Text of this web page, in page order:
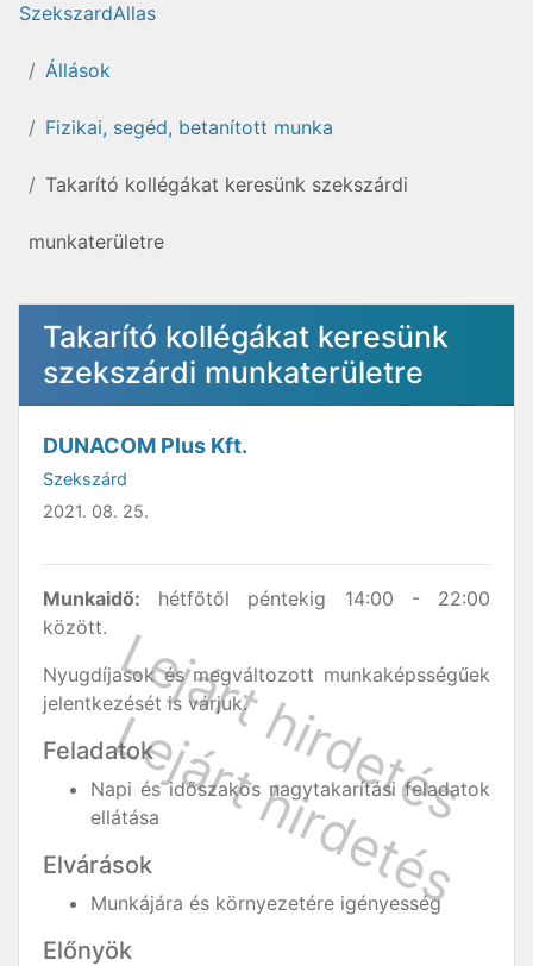
SzekszardAllas
Állások
Fizikai, segéd, betanított munka
Takarító kollégákat keresünk szekszárdi
munkaterületre
Takarító kollégákat keresünk
szekszárdi munkaterületre
DUNACOM Plus Kft.
Szekszárd
2021. 08. 25.
Munkaidő: hétfőtől péntekig 14:00 - 22:00
között.
Nyugdíjasok és megváltozott munkaképsségűek
jelentkezését is várjuk.
Feladatok
Napi és időszakos nagytakarítási feladatok
ellátása
Elvárások
Munkájára és környezetére igényesség
Előnyök